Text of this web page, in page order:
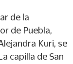
de la
de Puebla,
Kuri, se
capilla de San